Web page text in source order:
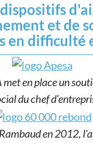
et de
en difficulté
met en place un
du chef
en 2012,